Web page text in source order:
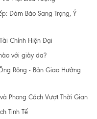
Đảm Bảo Sang Trọng, Ý
Chính Hiện Đại
với giày da?
Rộng - Bản Giao Hưởng
Phong Cách Vượt Thời Gian
Tinh Tế